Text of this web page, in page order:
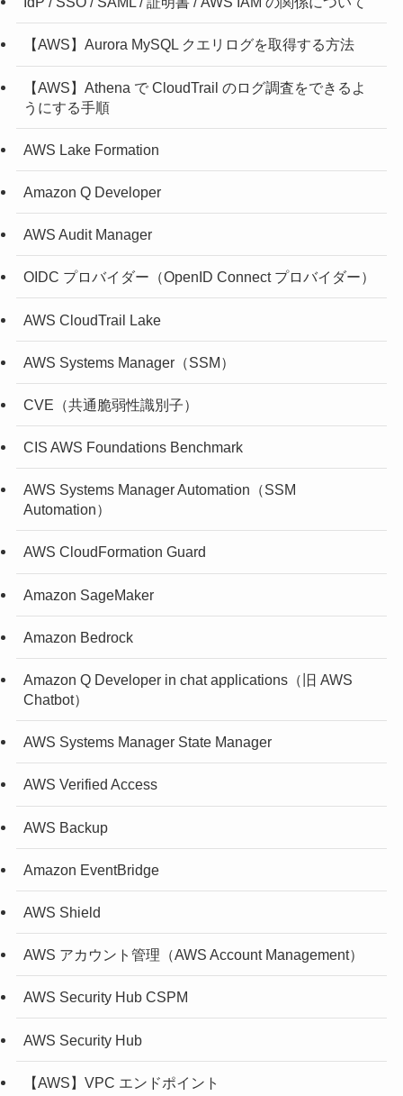
【AWS】Aurora MySQL クエリログを取得する方法
【AWS】Athena で CloudTrail のログ調査をできるよ
うにする手順
AWS Lake Formation
Amazon Q Developer
AWS Audit Manager
OIDC プロバイダー（OpenID Connect プロバイダー）
AWS CloudTrail Lake
AWS Systems Manager（SSM）
CVE（共通脆弱性識別子）
CIS AWS Foundations Benchmark
AWS Systems Manager Automation（SSM
Automation）
AWS CloudFormation Guard
Amazon SageMaker
Amazon Bedrock
Amazon Q Developer in chat applications（旧 AWS
Chatbot）
AWS Systems Manager State Manager
AWS Verified Access
AWS Backup
Amazon EventBridge
AWS Shield
AWS アカウント管理（AWS Account Management）
AWS Security Hub CSPM
AWS Security Hub
【AWS】VPC エンドポイント